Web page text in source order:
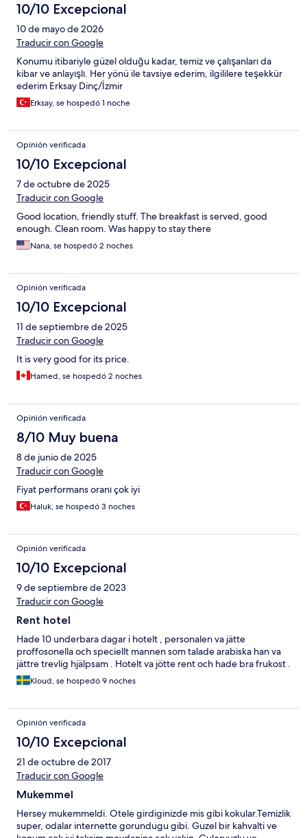
10/10 Excepcional
10 de mayo de 2026
Traducir con Google
Konumu itibariyle güzel olduğu kadar, temiz ve çalışanları da
kibar ve anlayışlı. Her yönü ile tavsiye ederim, ilgililere teşekkür
ederim Erksay Dinç/İzmir
Erksay, se hospedó 1 noche
Opinión verificada
10/10 Excepcional
7 de octubre de 2025
Traducir con Google
Good location, friendly stuff. The breakfast is served, good
enough. Clean room. Was happy to stay there
Nana, se hospedó 2 noches
Opinión verificada
10/10 Excepcional
11 de septiembre de 2025
Traducir con Google
It is very good for its price.
Hamed, se hospedó 2 noches
Opinión verificada
8/10 Muy buena
8 de junio de 2025
Traducir con Google
Fiyat performans oranı çok iyi
Haluk, se hospedó 3 noches
Opinión verificada
10/10 Excepcional
9 de septiembre de 2023
Traducir con Google
Rent hotel
Hade 10 underbara dagar i hotelt , personalen va jätte
proffosonella och speciellt mannen som talade arabiska han va
jättre trevlig hjälpsam . Hotelt va jötte rent och hade bra frukost .
Kloud, se hospedó 9 noches
Opinión verificada
10/10 Excepcional
21 de octubre de 2017
Traducir con Google
Mukemmel
Hersey mukemmeldi. Otele girdiginizde mis gibi kokular.Temizlik
super, odalar internette gorundugu gibi. Guzel bir kahvalti ve